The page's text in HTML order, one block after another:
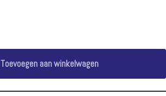
Toevoegen aan winkelwagen